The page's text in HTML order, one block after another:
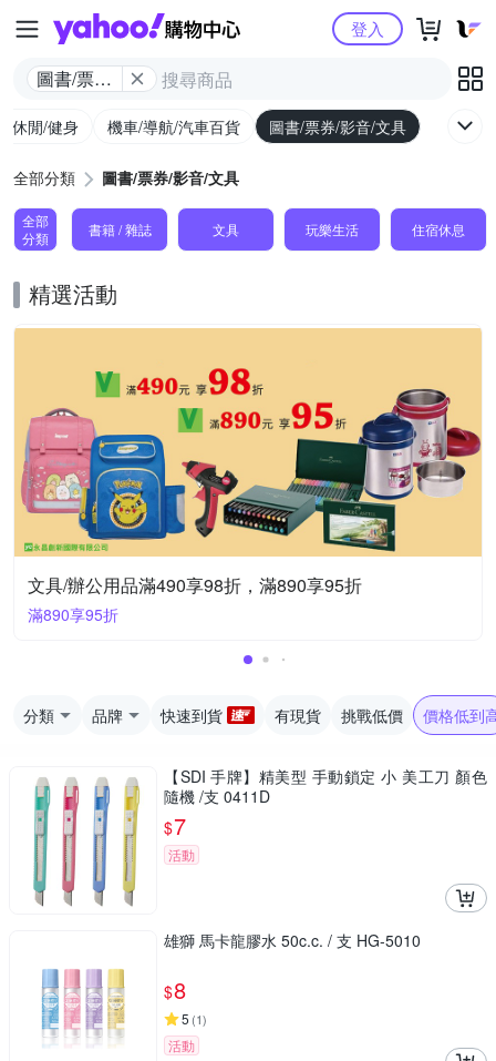
Yahoo購物中心
圖書/票券/
登入
/休閒/健身 機車/導航/汽車百貨 圖書/票券/影音/文具
全部分類 圖書/票券/影音/文具
全部
分類
書籍 / 雜誌 文具 玩樂生活 住宿休息
精選活動
文具/辦公用品滿490享98折，滿890享95折
滿890享95折
分類 品牌 快速到貨 有現貨 挑戰低價 價格低到
【SDI 手牌】精美型 手動鎖定 小 美工刀 顏色
隨機 /支 0411D
$7
活動
雄獅 馬卡龍膠水 50c.c. / 支 HG-5010
$8
5 (1)
活動